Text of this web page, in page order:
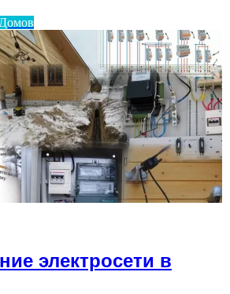
электросети в